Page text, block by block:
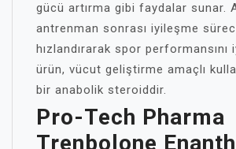
gücü artırma gibi faydalar sunar.
antrenman sonrası iyileşme
hızlandırarak spor performansını
ürün, vücut geliştirme amaçlı
bir anabolik steroiddir.
Pro-Tech Pharma
Trenbolone